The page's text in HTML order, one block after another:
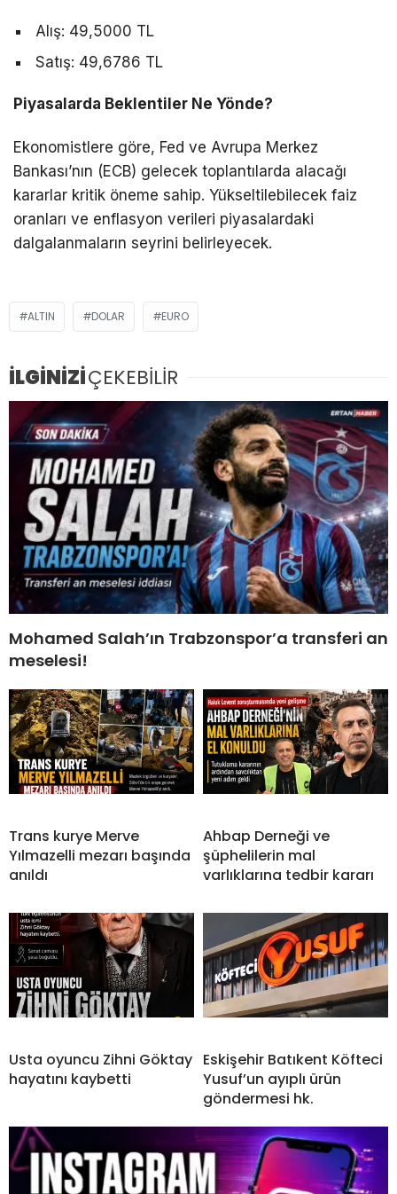
Alış: 49,5000 TL
Satış: 49,6786 TL
Piyasalarda Beklentiler Ne Yönde?
Ekonomistlere göre, Fed ve Avrupa Merkez
Bankası’nın (ECB) gelecek toplantılarda alacağı
kararlar kritik öneme sahip. Yükseltilebilecek faiz
oranları ve enflasyon verileri piyasalardaki
dalgalanmaların seyrini belirleyecek.
ALTIN DOLAR EURO
İLGİNİZİÇEKEBİLİR
Mohamed Salah’ın Trabzonspor’a transferi an
meselesi!
Trans kurye Merve
Yılmazelli mezarı başında
anıldı
Ahbap Derneği ve
şüphelilerin mal
varlıklarına tedbir kararı
Usta oyuncu Zihni Göktay
hayatını kaybetti
Eskişehir Batıkent Köfteci
Yusuf’un ayıplı ürün
göndermesi hk.